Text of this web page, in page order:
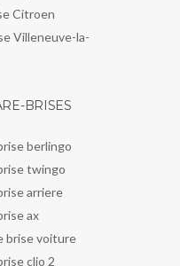
Citroen
Villeneuve-la-
BRISES
berlingo
twingo
arriere
ax
brise voiture
clio 2